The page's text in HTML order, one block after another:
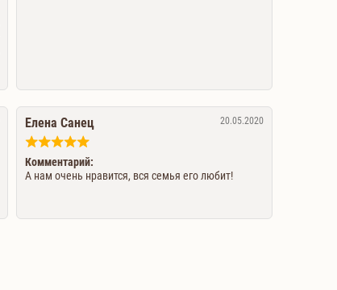
20.05.2020
Елена Санец
Комментарий:
А нам очень нравится, вся семья его любит!